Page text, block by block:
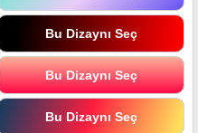
Bu Dizaynı Seç
Bu Dizaynı Seç
Bu Dizaynı Seç